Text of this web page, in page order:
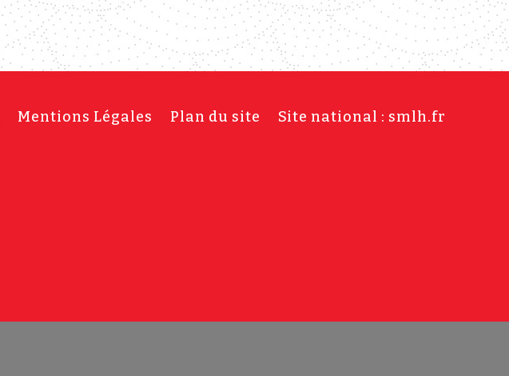
Mentions Légales Plan du site Site national : smlh.fr